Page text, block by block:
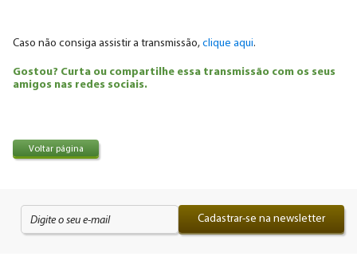
Caso não consiga assistir a transmissão, clique aqui.
Gostou? Curta ou compartilhe essa transmissão com os seus
amigos nas redes sociais.
Voltar página
Cadastrar-se na newsletter